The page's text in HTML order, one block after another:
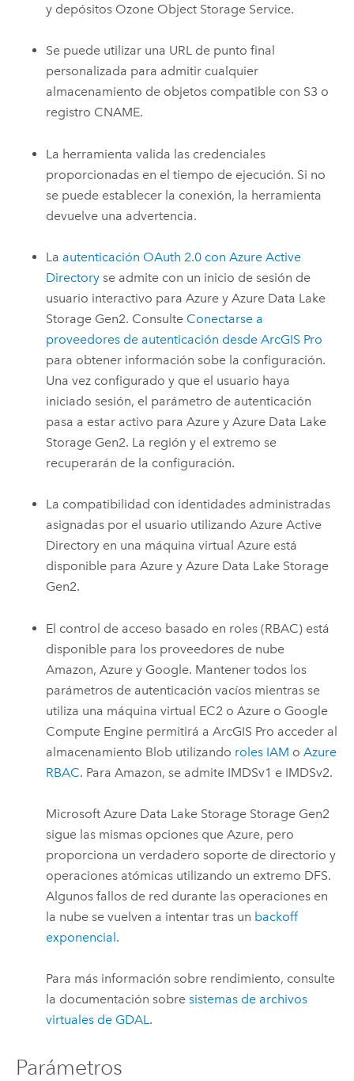
y depósitos Ozone Object Storage Service.
Se puede utilizar una URL de punto final
personalizada para admitir cualquier
almacenamiento de objetos compatible con S3 o
registro CNAME.
La herramienta valida las credenciales
proporcionadas en el tiempo de ejecución. Si no
se puede establecer la conexión, la herramienta
devuelve una advertencia.
La autenticación OAuth 2.0 con Azure Active
Directory se admite con un inicio de sesión de
usuario interactivo paraAzure yAzure Data Lake
Storage Gen2. Consulte Conectarse a
proveedores de autenticación desde ArcGIS Pro
para obtener información sobe la configuración.
Una vez configurado y que el usuario haya
iniciado sesión, el parámetro de autenticación
pasa a estar activo paraAzure yAzure Data Lake
Storage Gen2. La región y el extremo se
recuperarán de la configuración.
La compatibilidad con identidades administradas
asignadas por el usuario utilizandoAzure Active
Directory en una máquina virtualAzure está
disponible paraAzure yAzure Data Lake Storage
Gen2.
El control de acceso basado en roles (RBAC) está
disponible para los proveedores de nube
Amazon,Azure y Google. Mantener todos los
parámetros de autenticación vacíos mientras se
utiliza una máquina virtual EC2 oAzure o Google
Compute Engine permitirá aArcGIS Pro acceder al
almacenamiento Blob utilizando roles IAM oAzure
RBAC. ParaAmazon, se admite IMDSv1 e IMDSv2.
Microsoft Azure Data Lake Storage Storage Gen2
sigue las mismas opciones queAzure, pero
proporciona un verdadero soporte de directorio y
operaciones atómicas utilizando un extremo DFS.
Algunos fallos de red durante las operaciones en
la nube se vuelven a intentar tras un backoff
exponencial.
Para más información sobre rendimiento, consulte
la documentación sobresistemas de archivos
virtuales de GDAL.
Parámetros